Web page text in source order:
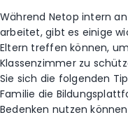
Während Netop intern
arbeitet, gibt es einige
Eltern treffen können,
Klassenzimmer zu
Sie sich die folgenden
Familie die
Bedenken nutzen